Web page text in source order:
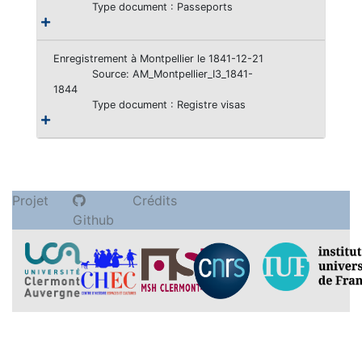
Type document : Passeports
Enregistrement à Montpellier le 1841-12-21
Source: AM_Montpellier_I3_1841-
1844
Type document : Registre visas
Projet
Github
Crédits